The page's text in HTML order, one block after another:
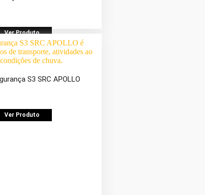
Ver Produto
S3 SRC APOLLO
Ver Produto